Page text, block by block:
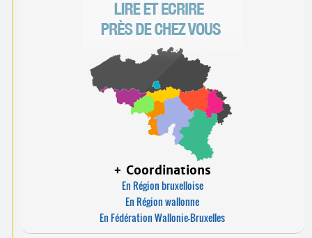
+ Coordinations
En Région bruxelloise
En Région wallonne
En Fédération Wallonie-Bruxelles